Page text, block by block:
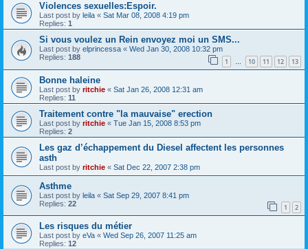
Violences sexuelles:Espoir.
Last post by leila « Sat Mar 08, 2008 4:19 pm
Replies: 1
Si vous voulez un Rein envoyez moi un SMS...
Last post by elprincessa « Wed Jan 30, 2008 10:32 pm
Replies: 188 1 … 10 11 12 13
Bonne haleine
Last post by ritchie « Sat Jan 26, 2008 12:31 am
Replies: 11
Traitement contre "la mauvaise" erection
Last post by ritchie « Tue Jan 15, 2008 8:53 pm
Replies: 2
Les gaz d’échappement du Diesel affectent les personnes
asth
Last post by ritchie « Sat Dec 22, 2007 2:38 pm
Asthme
Last post by leila « Sat Sep 29, 2007 8:41 pm
Replies: 22 1 2
Les risques du métier
Last post by eVa « Wed Sep 26, 2007 11:25 am
Replies: 12